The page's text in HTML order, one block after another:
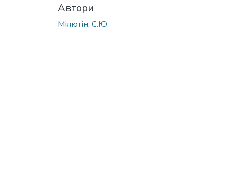
Автори
Мілютін, С.Ю.